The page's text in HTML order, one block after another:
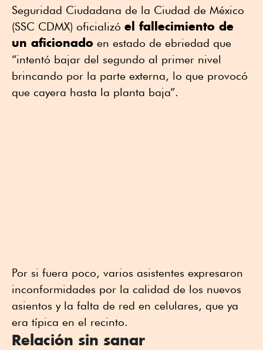
Seguridad Ciudadana de la Ciudad de México
(SSC CDMX) oficializó el fallecimiento de
un aficionado en estado de ebriedad que
“intentó bajar del segundo al primer nivel
brincando por la parte externa, lo que provocó
que cayera hasta la planta baja”.
Por si fuera poco, varios asistentes expresaron
inconformidades por la calidad de los nuevos
asientos y la falta de red en celulares, que ya
era típica en el recinto.
Relación sin sanar